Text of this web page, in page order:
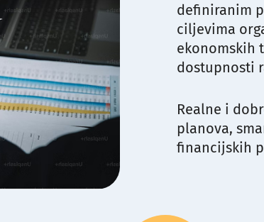
definiranim
ciljevima
ekonomskih
dostupnosti
Realne i
planova,
financijskih